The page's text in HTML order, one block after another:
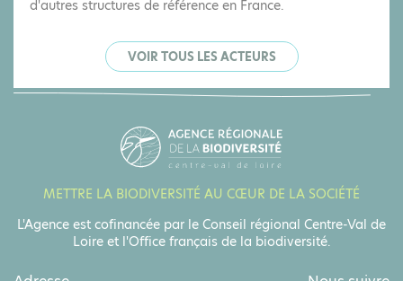
d'autres structures de référence en France.
VOIR TOUS LES ACTEURS
METTRE LA BIODIVERSITÉ AU CŒUR DE LA SOCIÉTÉ
L'Agence est cofinancée par le Conseil régional Centre-Val de
Loire et l'Office français de la biodiversité.